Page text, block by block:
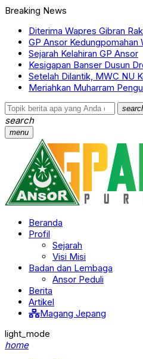
Breaking News
Diterima Wapres Gibran
GP Ansor Kedungpomahan
Sejarah Kelahiran GP Ansor
Kesigapan Banser Dusun
Setelah Dilantik, MWC NU
Meriahkan Muharram
search
menu
Beranda
Profil
Sejarah
Visi Misi
Badan dan Lembaga
Ansor Peduli
Berita
Artikel
Magang Jepang
light_mode
home